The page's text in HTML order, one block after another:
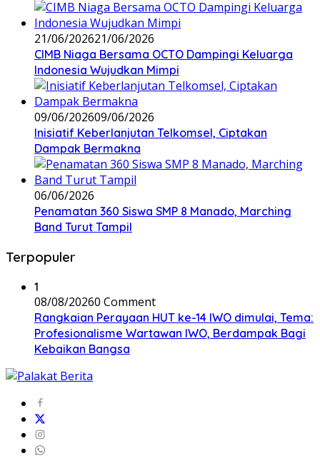
21/06/202621/06/2026
CIMB Niaga Bersama OCTO Dampingi Keluarga
Indonesia Wujudkan Mimpi
09/06/202609/06/2026
Inisiatif Keberlanjutan Telkomsel, Ciptakan
Dampak Bermakna
06/06/2026
Penamatan 360 Siswa SMP 8 Manado, Marching
Band Turut Tampil
Terpopuler
1
08/08/20260 Comment
Rangkaian Perayaan HUT ke-14 IWO dimulai, Tema:
Profesionalisme Wartawan IWO, Berdampak Bagi
Kebaikan Bangsa